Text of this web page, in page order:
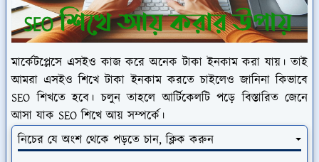
মার্কেটপ্লেসে এসইও কাজ করে অনেক টাকা ইনকাম করা যায়। তাই
আমরা এসইও শিখে টাকা ইনকাম করতে চাইলেও জানিনা কিভাবে
SEO শিখতে হবে। চলুন তাহলে আর্টিকেলটি পড়ে বিস্তারিত জেনে
আসা যাক SEO শিখে আয় সম্পর্কে।
নিচের যে অংশ থেকে পড়তে চান, ক্লিক করুন